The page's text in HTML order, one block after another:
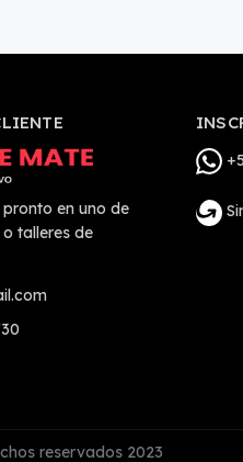
en uno de
talleres de
reservados 2023